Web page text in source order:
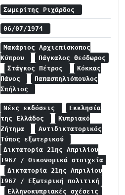
Σωμερίτης Ριχάρδος
06/07/1974
Μακάριος Αρχιεπίσκοπος
Κύπρου
Πάγκαλος Θεόδωρος
Στάγκος Πέτρος
Κόκκας
Πάνος
Παπασπηλιόπουλος
Σπήλιος
Νέες εκδόσεις
Εκκλησία
της Ελλάδος
Κυπριακό
Ζήτημα
Αντιδικτατορικός
Τύπος εξωτερικού
Δικτατορία 21ης Απριλίου
1967 / Οικονομικά στοιχεία
Δικτατορία 21ης Απριλίου
1967 / Εξωτερική πολιτική
Ελληνοκυπριακές σχέσεις